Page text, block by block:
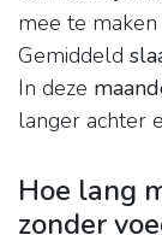
mee te
Gemiddeld
In deze
langer achter
Hoe lang
zonder